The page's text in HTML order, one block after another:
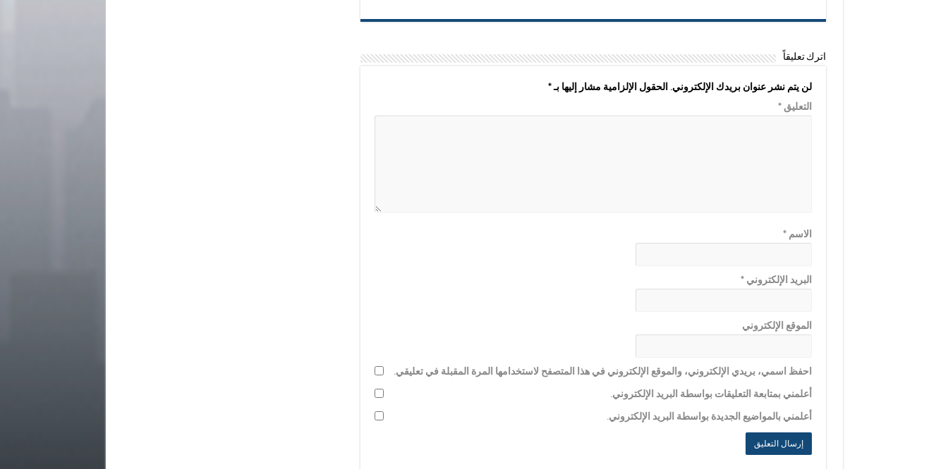
اترك تعليقاً
لن يتم نشر عنوان بريدك الإلكتروني. الحقول الإلزامية مشار إليها بـ*
التعليق*
الاسم*
البريد الإلكتروني*
الموقع الإلكتروني
احفظ اسمي، بريدي الإلكتروني، والموقع الإلكتروني في هذا المتصفح لاستخدامها المرة المقبلة في تعليقي.
أعلمني بمتابعة التعليقات بواسطة البريد الإلكتروني.
أعلمني بالمواضيع الجديدة بواسطة البريد الإلكتروني.